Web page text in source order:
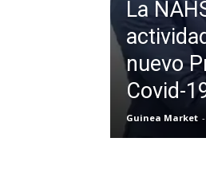
La
nuevo
Covid-
Guinea Market -